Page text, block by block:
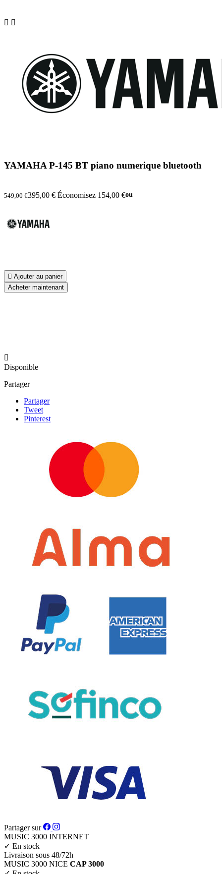
 
YAMAHA P-145 BT piano numerique bluetooth
549,00 €395,00 € Économisez 154,00 €ou
 Ajouter au panier
Acheter maintenant

Disponible
Partager
Partager
Tweet
Pinterest
Partager sur
MUSIC 3000 INTERNET
✓ En stock
Livraison sous 48/72h
MUSIC 3000 NICE CAP 3000